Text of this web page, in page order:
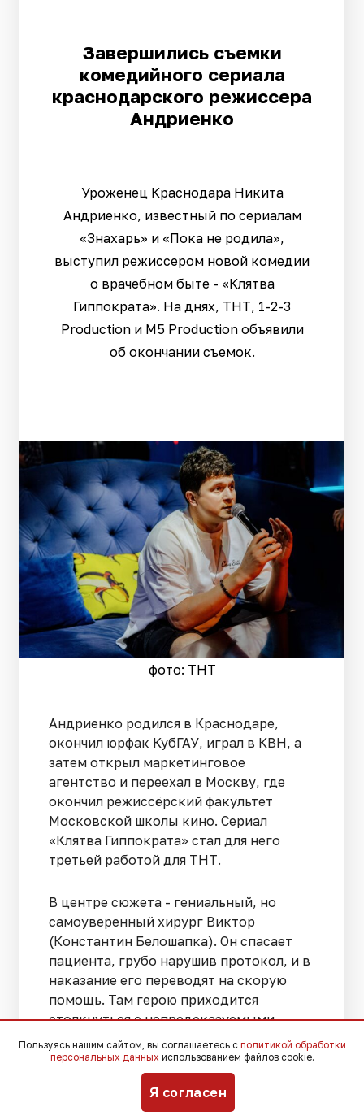
Завершились съемки
комедийного сериала
краснодарского режиссера
Андриенко
Уроженец Краснодара Никита
Андриенко, известный по сериалам
«Знахарь» и «Пока не родила»,
выступил режиссером новой комедии
о врачебном быте - «Клятва
Гиппократа». На днях, ТНТ, 1-2-3
Production и M5 Production объявили
об окончании съемок.
фото: ТНТ
Андриенко родился в Краснодаре,
окончил юрфак КубГАУ, играл в КВН, а
затем открыл маркетинговое
агентство и переехал в Москву, где
окончил режиссёрский факультет
Московской школы кино. Сериал
«Клятва Гиппократа» стал для него
третьей работой для ТНТ.
В центре сюжета - гениальный, но
самоуверенный хирург Виктор
(Константин Белошапка). Он спасает
пациента, грубо нарушив протокол, и в
наказание его переводят на скорую
помощь. Там герою приходится
столкнуться с непредсказуемыми
вызовами и собственными ошибками,
что меняет его отношение к профессии
Пользуясь нашим сайтом, вы соглашаетесь с политикой обработки
персональных данных использованием файлов cookie.
Я согласен